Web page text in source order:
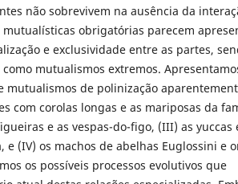
não sobrevivem na ausência da
obrigatórias parecem
e exclusividade entre as partes,
mutualismos extremos.
mutualismos de polinização
com corolas longas e as mariposas da
e as vespas-do-figo, (III) as yuccas
e (IV) os machos de abelhas Euglossini e
os possíveis processos evolutivos que